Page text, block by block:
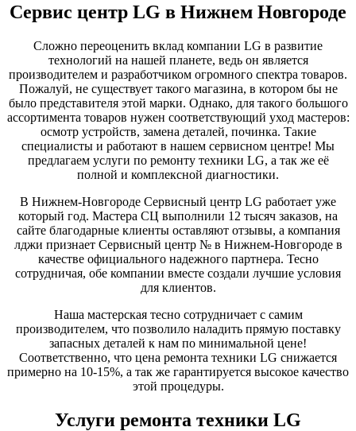
Сервис центр LG в Нижнем Новгороде
Сложно переоценить вклад компании LG в развитие
технологий на нашей планете, ведь он является
производителем и разработчиком огромного спектра товаров.
Пожалуй, не существует такого магазина, в котором бы не
было представителя этой марки. Однако, для такого большого
ассортимента товаров нужен соответствующий уход мастеров:
осмотр устройств, замена деталей, починка. Такие
специалисты и работают в нашем сервисном центре! Мы
предлагаем услуги по ремонту техники LG, а так же её
полной и комплексной диагностики.
В Нижнем-Новгороде Сервисный центр LG работает уже
который год. Мастера СЦ выполнили 12 тысяч заказов, на
сайте благодарные клиенты оставляют отзывы, а компания
лджи признает Сервисный центр № в Нижнем-Новгороде в
качестве официального надежного партнера. Тесно
сотрудничая, обе компании вместе создали лучшие условия
для клиентов.
Наша мастерская тесно сотрудничает с самим
производителем, что позволило наладить прямую поставку
запасных деталей к нам по минимальной цене!
Соответственно, что цена ремонта техники LG снижается
примерно на 10-15%, а так же гарантируется высокое качество
этой процедуры.
Услуги ремонта техники LG